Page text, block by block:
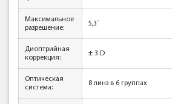
Максимальное
разрешение:
5,3´
Диоптрийная
коррекция:
± 3 D
Оптическая
система:
8 линз в 6 группах